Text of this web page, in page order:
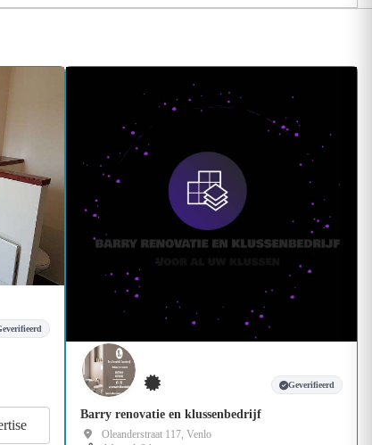
Geverifieerd
Barry renovatie en klussenbedrijf
Oleanderstraat 117, Venlo